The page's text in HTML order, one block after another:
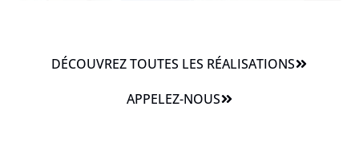
DÉCOUVREZ TOUTES LES RÉALISATIONS
APPELEZ-NOUS